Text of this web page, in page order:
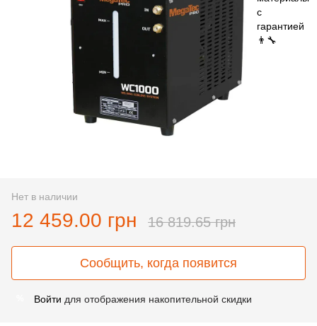
Нет в наличии
12 459.00 грн 16 819.65 грн
Сообщить, когда появится
Войти для отображения накопительной скидки